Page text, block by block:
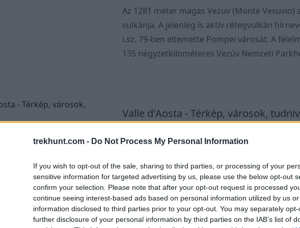
trekhunt.com - Do Not Process My Personal Information
If you wish to opt-out of the sale, sharing to third parties, or processing of your
sensitive information for targeted advertising by us, please use the below opt-out
confirm your selection. Please note that after your opt-out request is processed
continue seeing interest-based ads based on personal information utilized by us
information disclosed to third parties prior to your opt-out. You may separately
further disclosure of your personal information by third parties on the IAB’s list of
Az 1281 méter magas Vezúv (Monte
vulkánja. A jelenleg is aktív rétegvulkán
i.sz. 79-ben eltemette Pompei városát. A
135 négyzetkilométeres Vezúv Nemzeti
része, amely olyan vulká
Valle d'Aosta - Térkép, városok,
Az Aosta-völgy (olaszul Valle d'Aosta)
ország egyik legkisebb régiója, ám ez mit
vidék meghatározója az Alpok vonulata.
természtei kincsek és látnivalók tárháza. És
eláruljuk, hogy a Mont Blanc, Nyugat-Európa
található. Kontrázzunk rá, hiszen a Matterhorn is